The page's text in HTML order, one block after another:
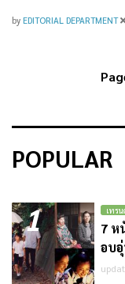
by EDITORIAL DEPARTMENT
POPULAR
1 เทรน
7 ห
อบ